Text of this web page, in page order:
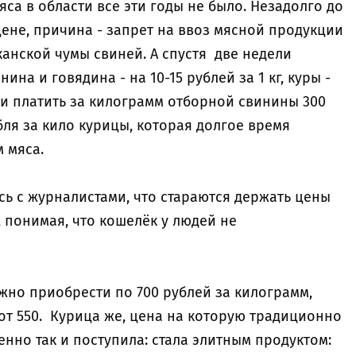
в области все эти годы не было. Незадолго до
причина - запрет на ввоз мясной продукции
чумы свиней. А спустя две недели
и говядина - на 10-15 рублей за 1 кг, куры -
платить за килограмм отборной свинины 300
за кило курицы, которая долгое время
мяса.
с журналистами, что стараются держать цены
что кошелёк у людей не
приобрести по 700 рублей за килограмм,
550. Курица же, цена на которую традиционно
так и поступила: стала элитным продуктом: